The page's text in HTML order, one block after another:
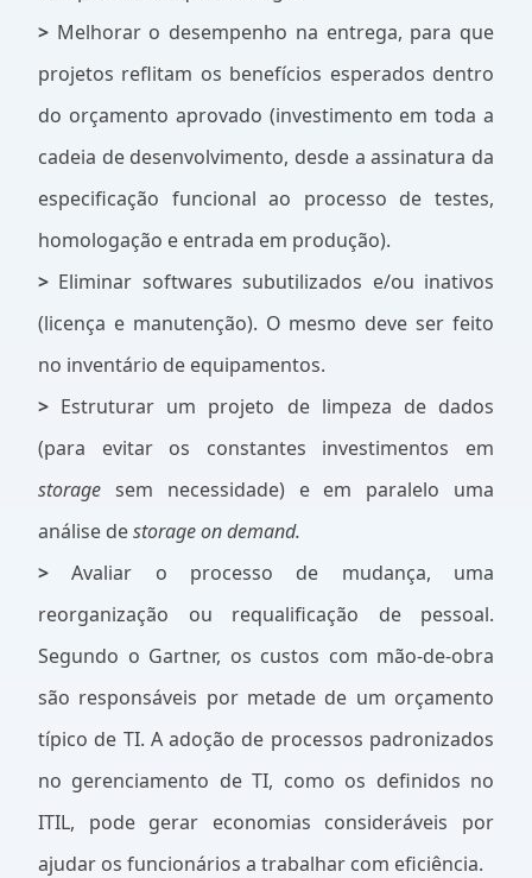
> Melhorar o desempenho na entrega, para que
projetos reflitam os benefícios esperados dentro
do orçamento aprovado (investimento em toda a
cadeia de desenvolvimento, desde a assinatura da
especificação funcional ao processo de testes,
homologação e entrada em produção).
> Eliminar softwares subutilizados e/ou inativos
(licença e manutenção). O mesmo deve ser feito
no inventário de equipamentos.
> Estruturar um projeto de limpeza de dados
(para evitar os constantes investimentos em
storage sem necessidade) e em paralelo uma
análise destorage on demand.
> Avaliar o processo de mudança, uma
reorganização ou requalificação de pessoal.
Segundo o Gartner, os custos com mão-de-obra
são responsáveis por metade de um orçamento
típico de TI. A adoção de processos padronizados
no gerenciamento de TI, como os definidos no
ITIL, pode gerar economias consideráveis por
ajudar os funcionários a trabalhar com eficiência.